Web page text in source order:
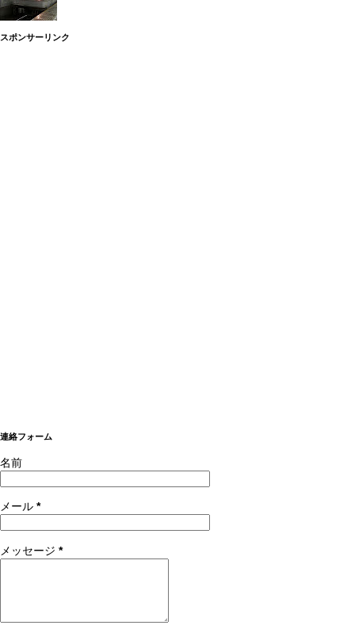
スポンサーリンク
連絡フォーム
名前
メール *
メッセージ *